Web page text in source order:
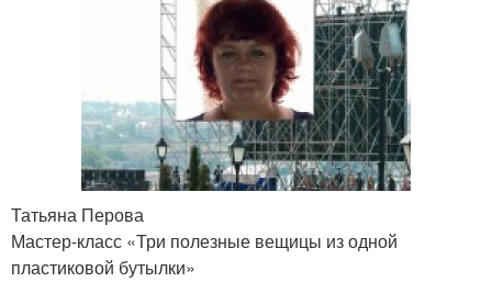
Татьяна Перова
Мастер-класс «Три полезные вещицы из одной
пластиковой бутылки»